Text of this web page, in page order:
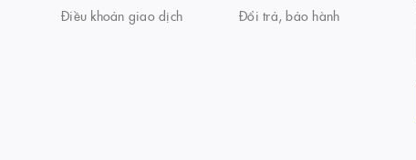
Điều khoản giao dịch
Đổi trả, bảo hành